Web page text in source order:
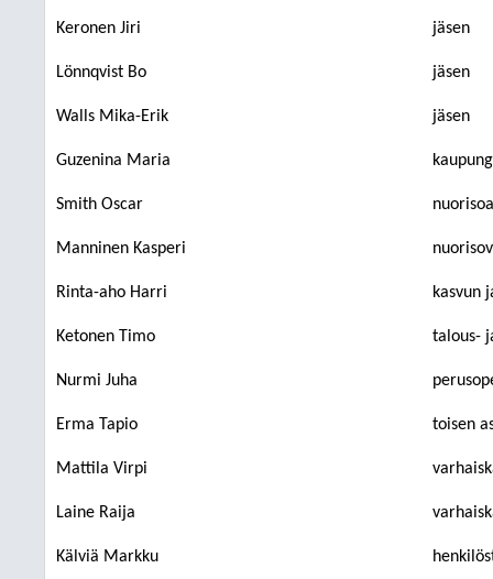
Keronen Jiri jäsen
Lönnqvist Bo jäsen
Walls Mika-Erik jäsen
Guzenina Maria
Smith Oscar
Manninen Kasperi
Rinta-aho Harri kasvun
Ketonen Timo talous-
Nurmi Juha
Erma Tapio toisen
Mattila Virpi
Laine Raija
Kälviä Markku